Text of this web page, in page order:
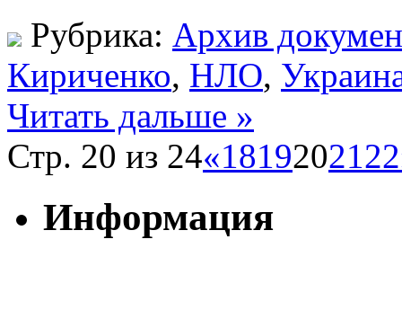
Рубрика: Архив
Кириченко, НЛО,
Читать дальше »
Стр. 20 из 24«18192021 22
Информация